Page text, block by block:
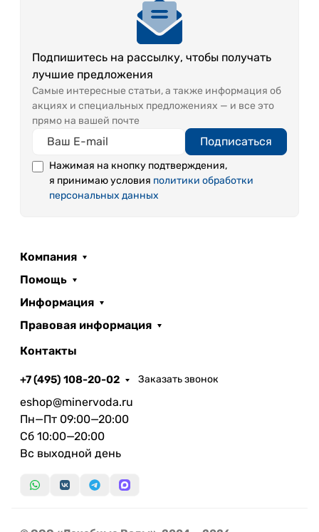
Подпишитесь на рассылку, чтобы получать
лучшие предложения
Самые интересные статьи, а также информация об
акциях и специальных предложениях — и все это
прямо на вашей почте
Подписаться
Нажимая на кнопку подтверждения,
я принимаю условия политики обработки
персональных данных
Компания
Помощь
Информация
Правовая информация
Контакты
+7 (495) 108-20-02 Заказать звонок
eshop@minervoda.ru
Пн—Пт 09:00—20:00
Сб 10:00—20:00
Вс выходной день